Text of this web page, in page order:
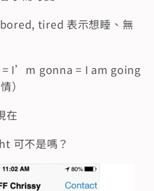
tired 表示想睡、無
I’m gonna = I am going
）
在
可不是嗎？